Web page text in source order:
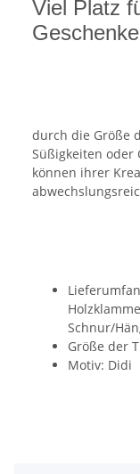
Viel Platz
Geschenke
durch die Größe
Süßigkeiten oder
können ihrer
Schnur/
Größe der
Motiv: Didi